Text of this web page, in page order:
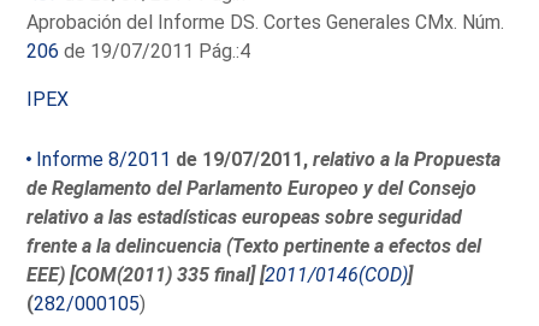
Aprobación del Informe DS. Cortes Generales CMx. Núm.
206 de 19/07/2011 Pág.:4
IPEX
Informe 8/2011 de 19/07/2011,relativo a la Propuesta
de Reglamento del Parlamento Europeo y del Consejo
relativo a las estadísticas europeas sobre seguridad
frente a la delincuencia (Texto pertinente a efectos del
EEE) [COM(2011) 335 final] [2011/0146(COD)]
(282/000105)